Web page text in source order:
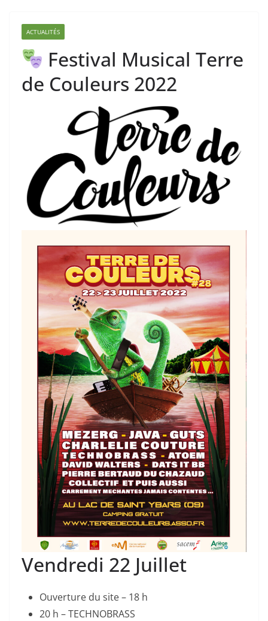
ACTUALITÉS
Festival Musical Terre
de Couleurs 2022
Vendredi 22 Juillet
Ouverture du site – 18 h
20 h – TECHNOBRASS